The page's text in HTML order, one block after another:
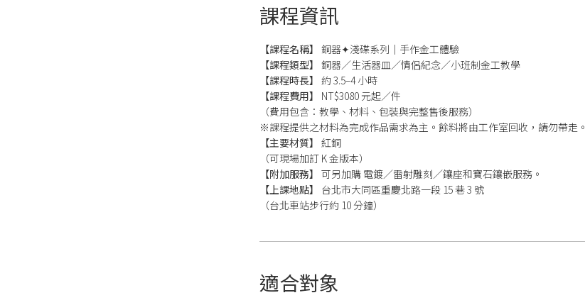
課程資訊
【課程名稱】 銅器✦淺碟系列｜手作金工體驗
【課程類型】 銅器／生活器皿／情侶紀念／小班制金工教學
【課程時長】 約 3.5–4 小時
【課程費用】
NT$3080 元起／件
（費用包含：教學、材料、包裝與完整售後服務）
※課程提供之材料為完成作品需求為主。餘料將由工作室回收，請勿帶走。
【主要材質】 紅銅
（可現場加訂 K 金版本）
【附加服務】可另加購 電鍍／雷射雕刻／鑲座和寶石鑲嵌服務。
【上課地點】
台北市大同區重慶北路一段 15 巷 3 號
（台北車站步行約 10 分鐘）
適合對象